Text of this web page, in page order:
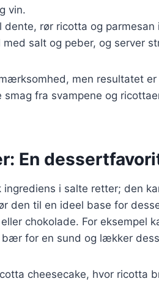
vin.
dente, rør ricotta og
salt og peber, og server
men resultatet
fra svampene og
En
ingrediens i salte retter; den
den til en ideel base for
chokolade. For eksempel
bær for en sund og lækker
cheesecake, hvor ricotta